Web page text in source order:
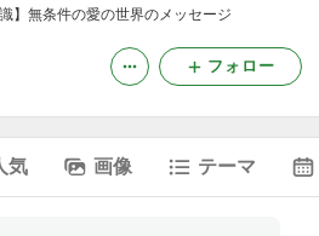
】無条件の愛の世界のメッセージ
フォロー
気 画像 テーマ